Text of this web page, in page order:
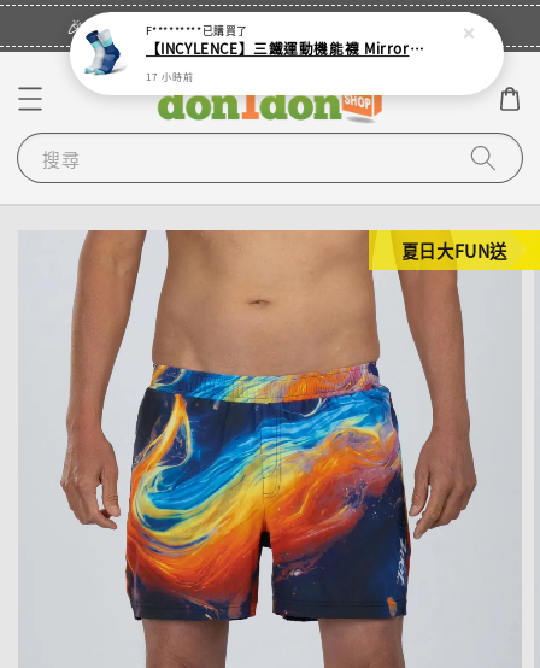
🎉登入會員・領取您的專屬折扣券！
搜尋
夏日大FUN送
F*********已購買了
【INCYLENCE】三鐵運動機能襪 Mirrored Mint
17 小時前